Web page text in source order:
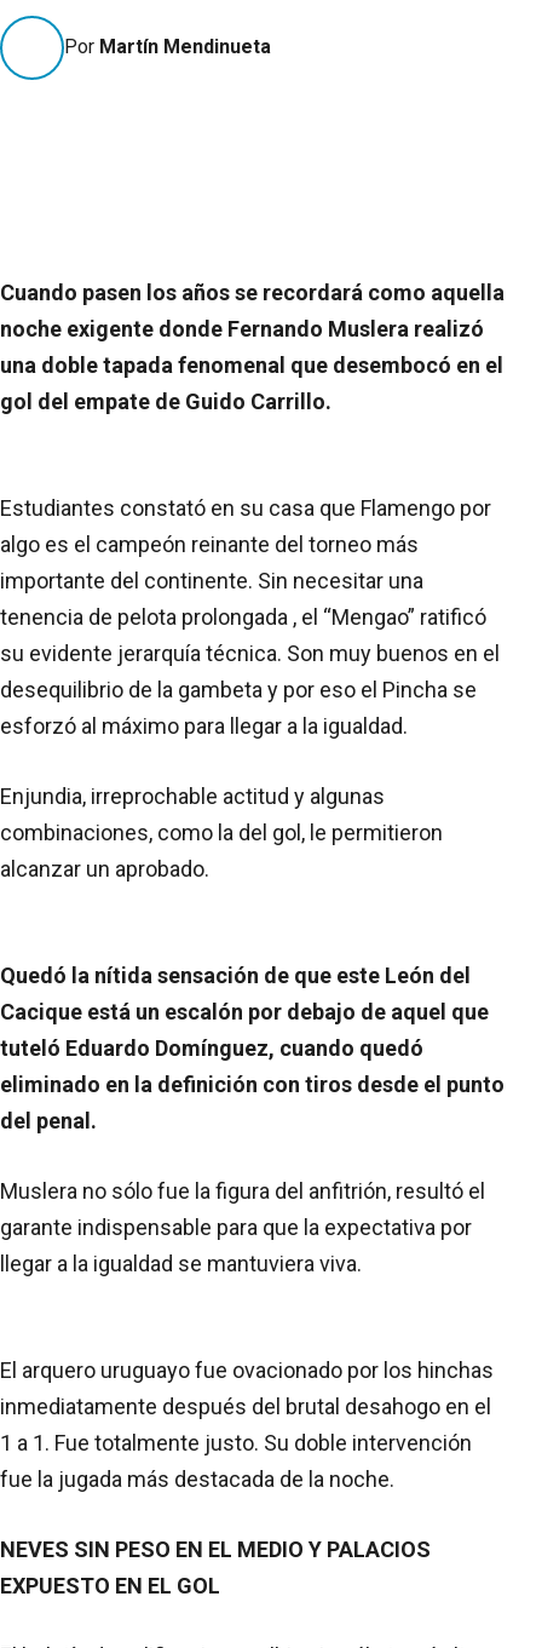
Por Martín Mendinueta
Cuando pasen los años se recordará como aquella
noche exigente donde Fernando Muslera realizó
una doble tapada fenomenal que desembocó en el
gol del empate de Guido Carrillo.
Estudiantes constató en su casa que Flamengo por
algo es el campeón reinante del torneo más
importante del continente. Sin necesitar una
tenencia de pelota prolongada , el “Mengao” ratificó
su evidente jerarquía técnica. Son muy buenos en el
desequilibrio de la gambeta y por eso el Pincha se
esforzó al máximo para llegar a la igualdad.
Enjundia, irreprochable actitud y algunas
combinaciones, como la del gol, le permitieron
alcanzar un aprobado.
Quedó la nítida sensación de que este León del
Cacique está un escalón por debajo de aquel que
tuteló Eduardo Domínguez, cuando quedó
eliminado en la definición con tiros desde el punto
del penal.
Muslera no sólo fue la figura del anfitrión, resultó el
garante indispensable para que la expectativa por
llegar a la igualdad se mantuviera viva.
El arquero uruguayo fue ovacionado por los hinchas
inmediatamente después del brutal desahogo en el
1 a 1. Fue totalmente justo. Su doble intervención
fue la jugada más destacada de la noche.
NEVES SIN PESO EN EL MEDIO Y PALACIOS
EXPUESTO EN EL GOL